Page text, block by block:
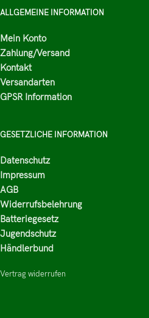
ALLGEMEINE INFORMATION
Mein Konto
Zahlung/Versand
Kontakt
Versandarten
GPSR Information
GESETZLICHE INFORMATION
Datenschutz
Impressum
AGB
Widerrufsbelehrung
Batteriegesetz
Jugendschutz
Händlerbund
Vertrag widerrufen